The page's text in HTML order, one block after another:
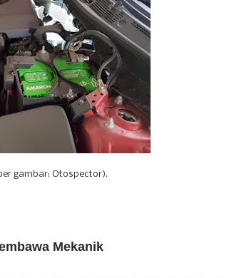
gambar: Otospector).
Mekanik